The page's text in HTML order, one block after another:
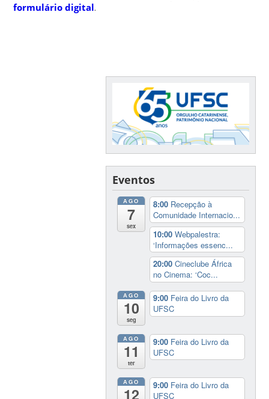
formulário digital.
Eventos
AGO
7
sex
8:00 Recepção à
Comunidade Internacio...
10:00Webpalestra:
‘Informações essenc...
20:00Cineclube África
no Cinema: ‘Coc...
AGO
10
seg
9:00 Feira do Livro da
UFSC
AGO
11
ter
9:00 Feira do Livro da
UFSC
AGO
12
9:00 Feira do Livro da
UFSC